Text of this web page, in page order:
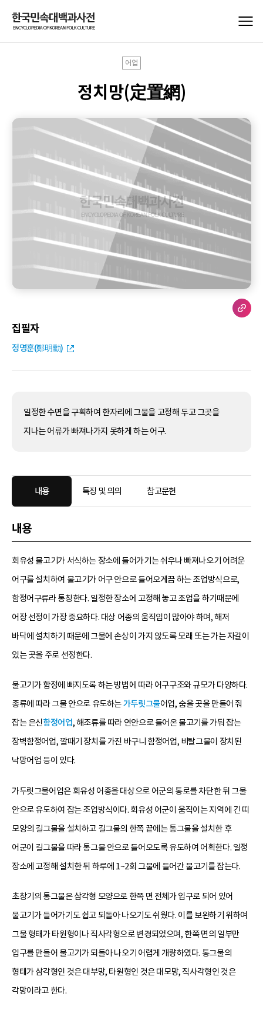
어업
정치망(定置網)
집필자
정명훈(鄭明勳)
일정한 수면을 구획하여 한자리에 그물을 고정해 두고 그곳을
지나는 어류가 빠져나가지 못하게 하는 어구.
내용 특징 및 의의 참고문헌
내용
회유성 물고기가 서식하는 장소에 들어가기는 쉬우나 빠져나오기 어려운
어구를 설치하여 물고기가 어구 안으로 들어오게끔 하는 조업방식으로,
함정어구류라 통칭한다. 일정한 장소에 고정해 놓고 조업을 하기때문에
어장 선정이 가장 중요하다. 대상 어종의 움직임이 많아야 하며, 해저
바닥에 설치하기 때문에 그물에 손상이 가지 않도록 모래 또는 가는 자갈이
있는 곳을 주로 선정한다.
물고기가 함정에 빠지도록 하는 방법에 따라 어구구조와 규모가 다양하다.
종류에 따라 그물 안으로 유도하는가두릿그물어업, 숨을 곳을 만들어 줘
잡는 은신함정어업, 해조류를 따라 연안으로 들어온 물고기를 가둬 잡는
장벽함정어업, 깔때기 장치를 가진 바구니 함정어업, 비탈그물이 장치된
낙망어업 등이 있다.
가두릿그물어업은 회유성 어종을 대상으로 어군의 통로를 차단한 뒤 그물
안으로 유도하여 잡는 조업방식이다. 회유성 어군이 움직이는 지역에 긴 띠
모양의 길그물을 설치하고 길그물의 한쪽 끝에는 통그물을 설치한 후
어군이 길그물을 따라 통그물 안으로 들어오도록 유도하여 어획한다. 일정
장소에 고정해 설치한 뒤 하루에 1~2회 그물에 들어간 물고기를 잡는다.
초창기의 통그물은 삼각형 모양으로 한쪽 면 전체가 입구로 되어 있어
물고기가 들어가기도 쉽고 되돌아 나오기도 쉬웠다. 이를 보완하기 위하여
그물 형태가 타원형이나 직사각형으로 변경되었으며, 한쪽 면의 일부만
입구를 만들어 물고기가 되돌아 나오기 어렵게 개량하였다. 통그물의
형태가 삼각형인 것은 대부망, 타원형인 것은 대모망, 직사각형인 것은
각망이라고 한다.